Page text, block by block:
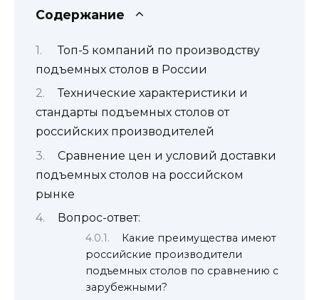
Содержание
Топ-5 компаний по производству
подъемных столов в России
Технические характеристики и
стандарты подъемных столов от
российских производителей
Сравнение цен и условий доставки
подъемных столов на российском
рынке
Вопрос-ответ:
Какие преимущества имеют
российские производители
подъемных столов по сравнению с
зарубежными?